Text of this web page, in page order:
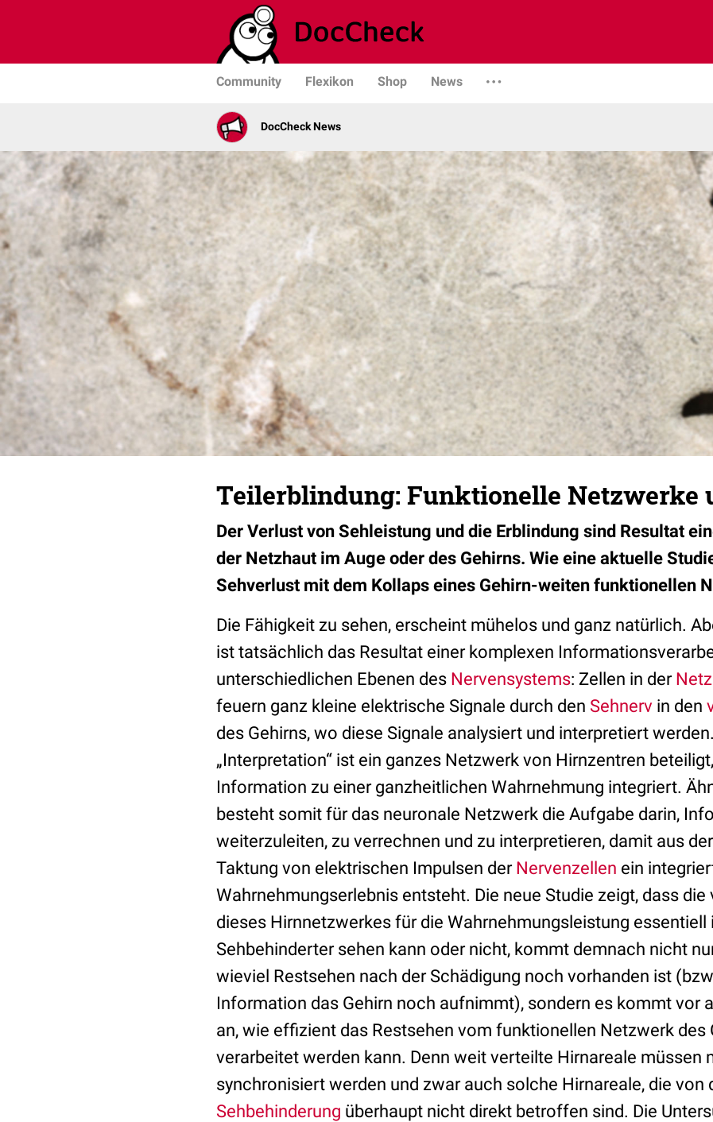
Community Flexikon Shop News
DocCheck News
Teilerblindung: Funktionelle Netzwerke
Der Verlust von Sehleistung und die Erblindung sind Resultat
der Netzhaut im Auge oder des Gehirns. Wie eine aktuelle
Sehverlust mit dem Kollaps eines Gehirn-weiten funktionellen
Die Fähigkeit zu sehen, erscheint mühelos und ganz natürlich.
ist tatsächlich das Resultat einer komplexen
unterschiedlichen Ebenen des Nervensystems: Zellen in der
feuern ganz kleine elektrische Signale durch den Sehnerv in den
des Gehirns, wo diese Signale analysiert und interpretiert
„Interpretation“ ist ein ganzes Netzwerk von Hirnzentren
Information zu einer ganzheitlichen Wahrnehmung integriert.
besteht somit für das neuronale Netzwerk die Aufgabe darin,
weiterzuleiten, zu verrechnen und zu interpretieren, damit aus
Taktung von elektrischen Impulsen der Nervenzellen ein
Wahrnehmungserlebnis entsteht. Die neue Studie zeigt, dass
dieses Hirnnetzwerkes für die Wahrnehmungsleistung essentiell
Sehbehinderter sehen kann oder nicht, kommt demnach nicht
wieviel Restsehen nach der Schädigung noch vorhanden ist
Information das Gehirn noch aufnimmt), sondern es kommt vor
an, wie effizient das Restsehen vom funktionellen Netzwerk des
verarbeitet werden kann. Denn weit verteilte Hirnareale müssen
synchronisiert werden und zwar auch solche Hirnareale, die von
Sehbehinderung überhaupt nicht direkt betroffen sind. Die